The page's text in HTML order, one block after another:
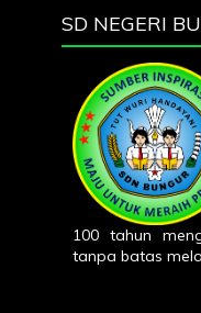
SD NEGERI
100 tahun
tanpa batas